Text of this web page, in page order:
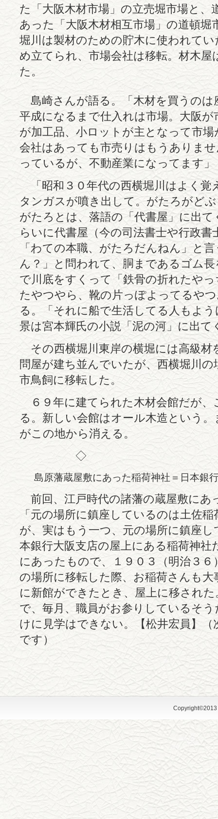
た「大阪木材市場」の立売堀市場と、
あった「大阪木材相互市場」の道頓堀
堀川は製材のための貯木に使われて
め立てられ、市場会社は移転。材木屋
た。
島崎さんが語る。「木材を買うのは
平成になるまで仕入れは市場。大阪
が加工品、小ロットが主となって市
会社はあっても市売りはもうありま
っているが、不動産業になってます」
「昭和３０年代の西横堀川はよく覚
タンガスが噴き出して。がたろがど
がたろとは、落語の「代書屋」に出
らいに代書屋（今の司法書士や行政
「わての本職、がたろだんねん」と
ん？」と問われて、胴まであるゴム
で川底をすくって「鉄骨の折れたや
たやつやら、靴の片っぽよってるや
る。「それに船で生活してる人もよ
景は宮本輝氏の小説「泥の河」に出て
その西横堀川東岸の横堀には高級材
問屋が建ち並んでいたが、西横堀川
市鳥飼に移転した。
６９年に建てられた木材会館だが、
る。新しい会館はオール木造という
がこの地から消える。
◇
島原藩蔵屋敷にあった稲荷神社＝日本銀
前回、江戸時代の諸藩の蔵屋敷にあ
「元の場所に鎮座しているのは土佐
が、実はもう一つ、元の場所に鎮座
本銀行大阪支店の屋上にある稲荷神社
にあったもので、１９０３（明治３
の場所に移転した際、お稲荷さんも
に新館ができたとき、屋上に移され
で、毎月、職員がお参りしているそ
けに見学はできない。【松井宏員】（
です）
Copyright©2013